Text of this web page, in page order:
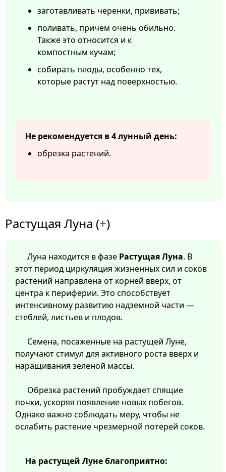
заготавливать черенки, прививать;
поливать, причем очень обильно.
Также это относится и к
компостным кучам;
собирать плоды, особенно тех,
которые растут над поверхностью.
Не рекомендуется в 4 лунный день:
обрезка растений.
Растущая Луна (+)
Луна находится в фазе Растущая Луна. В
этот период циркуляция жизненных сил и соков
растений направлена от корней вверх, от
центра к периферии. Это способствует
интенсивному развитию надземной части —
стеблей, листьев и плодов.
Семена, посаженные на растущей Луне,
получают стимул для активного роста вверх и
наращивания зеленой массы.
Обрезка растений пробуждает спящие
почки, ускоряя появление новых побегов.
Однако важно соблюдать меру, чтобы не
ослабить растение чрезмерной потерей соков.
На растущей Луне благоприятно: